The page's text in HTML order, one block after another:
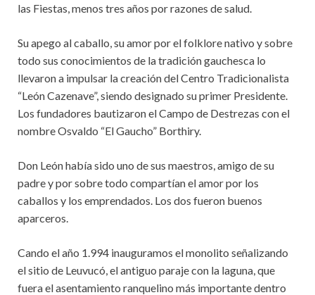
las Fiestas, menos tres años por razones de salud.
Su apego al caballo, su amor por el folklore nativo y sobre
todo sus conocimientos de la tradición gauchesca lo
llevaron a impulsar la creación del Centro Tradicionalista
“León Cazenave”, siendo designado su primer Presidente.
Los fundadores bautizaron el Campo de Destrezas con el
nombre Osvaldo “El Gaucho” Borthiry.
Don León había sido uno de sus maestros, amigo de su
padre y por sobre todo compartían el amor por los
caballos y los emprendados. Los dos fueron buenos
aparceros.
Cando el año 1.994 inauguramos el monolito señalizando
el sitio de Leuvucó, el antiguo paraje con la laguna, que
fuera el asentamiento ranquelino más importante dentro